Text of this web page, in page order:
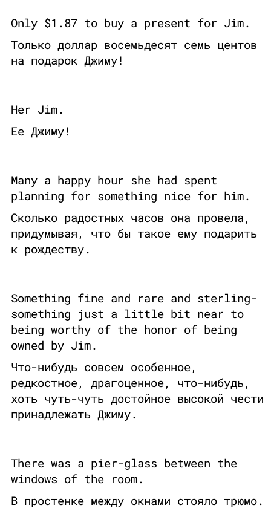
Only $1.87 to buy a present for Jim.
Только доллар восемьдесят семь центов
на подарок Джиму!
Her Jim.
Ее Джиму!
Many a happy hour she had spent
planning for something nice for him.
Сколько радостных часов она провела,
придумывая, что бы такое ему подарить
к рождеству.
Something fine and rare and sterling-
something just a little bit near to
being worthy of the honor of being
owned by Jim.
Что-нибудь совсем особенное,
редкостное, драгоценное, что-нибудь,
хоть чуть-чуть достойное высокой чести
принадлежать Джиму.
There was a pier-glass between the
windows of the room.
В простенке между окнами стояло трюмо.